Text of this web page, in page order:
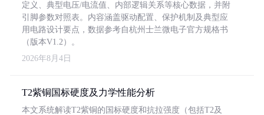
定义、典型电压/电流值、内部逻辑关系等核心数据，并附
引脚参数对照表。内容涵盖驱动配置、保护机制及典型应
用电路设计要点，数据参考自杭州士兰微电子官方规格书
（版本V1.2）。
2026年8月4日
T2紫铜国标硬度及力学性能分析
本文系统解读T2紫铜的国标硬度和抗拉强度（包括T2及